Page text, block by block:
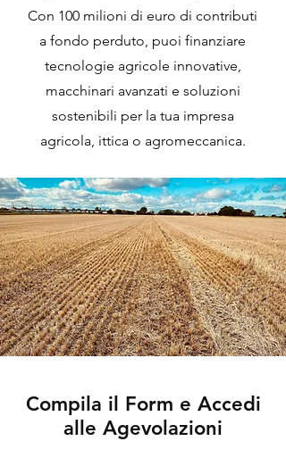
Con 100 milioni di euro di contributi
a fondo perduto, puoi finanziare
tecnologie agricole innovative,
macchinari avanzati e soluzioni
sostenibili per la tua impresa
agricola, ittica o agromeccanica.
Compila il Form e Accedi
alle Agevolazioni